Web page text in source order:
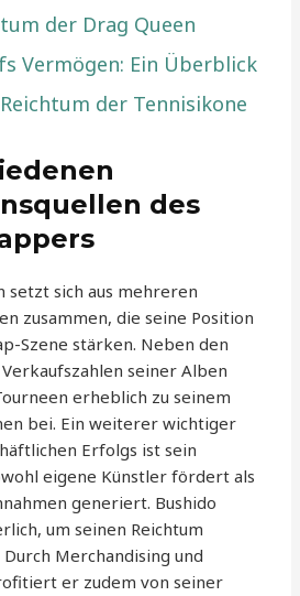
der Drag Queen
Vermögen: Ein Überblick
der Tennisikone
des
setzt sich aus mehreren
zusammen, die seine Position
Szene stärken. Neben den
seiner Alben
erheblich zu seinem
bei. Ein weiterer wichtiger
Erfolgs ist sein
eigene Künstler fördert als
generiert. Bushido
um seinen Reichtum
Merchandising und
er zudem von seiner